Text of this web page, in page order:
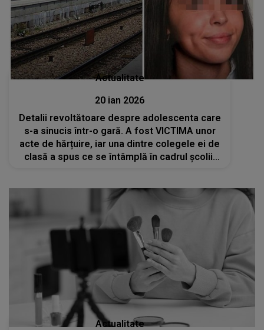
Actualitate
20 ian 2026
Detalii revoltătoare despre adolescenta care
s-a sinucis într-o gară. A fost VICTIMA unor
acte de hărțuire, iar una dintre colegele ei de
clasă a spus ce se întâmplă în cadrul școlii:
Actualitate